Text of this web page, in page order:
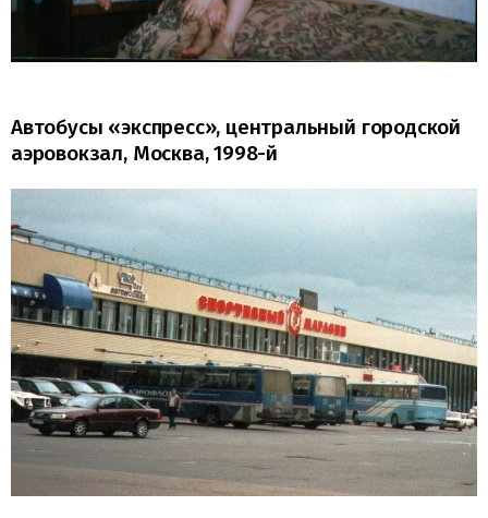
Автобусы «экспресс», центральный городской
аэровокзал, Москва, 1998-й